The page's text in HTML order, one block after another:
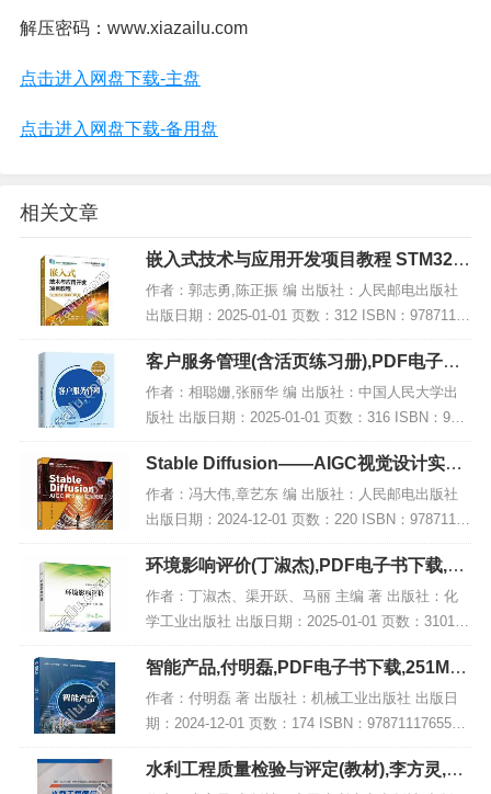
解压密码：www.xiazailu.com
点击进入网盘下载-主盘
点击进入网盘下载-备用盘
相关文章
嵌入式技术与应用开发项目教程 STM32版
微课版 第2版,PDF下载
作者：郭志勇,陈正振 编 出版社：人民邮电出版社
出版日期：2025-01-01 页数：312 ISBN：97871156
55790 电子书大小：235MB [高清扫描版PDF格式]
内容简...
客户服务管理(含活页练习册),PDF电子书
网盘下载
作者：相聪姗,张丽华 编 出版社：中国人民大学出
版社 出版日期：2025-01-01 页数：316 ISBN：978
7300330402 电子书大小：205MB [高清扫描版PDF
格式] 内...
Stable Diffusion——AIGC视觉设计实战
教程 微课版,PDF下载
作者：冯大伟,章艺东 编 出版社：人民邮电出版社
出版日期：2024-12-01 页数：220 ISBN：97871156
50122 电子书大小：187MB [高清扫描版PDF格式]
内容简...
环境影响评价(丁淑杰),PDF电子书下载,网
盘资源
作者：丁淑杰、渠开跃、马丽 主编 著 出版社：化
学工业出版社 出版日期：2025-01-01 页数：3101 I
SBN：9787122463760 电子书大小：217MB [高清
扫描版PDF格...
智能产品,付明磊,PDF电子书下载,251MB,
网盘资源
作者：付明磊 著 出版社：机械工业出版社 出版日
期：2024-12-01 页数：174 ISBN：9787111765585
电子书大小：251MB [高清扫描版PDF格式] 内容简
介 该著...
水利工程质量检验与评定(教材),李方灵,PD